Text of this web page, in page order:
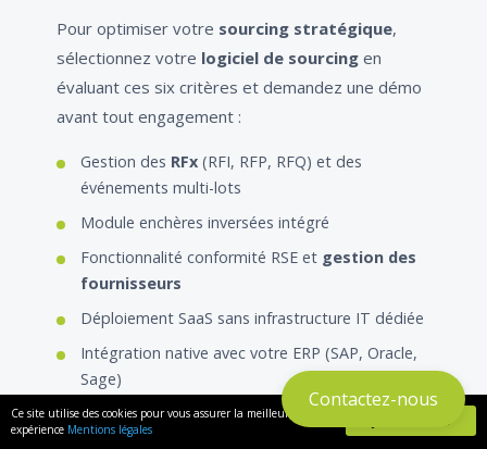
J'AI COMPRIS
Ce site utilise des cookies pour vous assurer la meilleure
expérience Mentions légales
Pour optimiser votre sourcing stratégique,
sélectionnez votre logiciel de sourcing en
évaluant ces six critères et demandez une démo
avant tout engagement :
Gestion des RFx(RFI, RFP, RFQ) et des
événements multi-lots
Module enchères inversées intégré
Fonctionnalité conformité RSE et gestion des
fournisseurs
Déploiement SaaS sans infrastructure IT dédiée
Intégration native avec votre ERP (SAP, Oracle,
Sage)
Support et localisation en français
Contactez-nous